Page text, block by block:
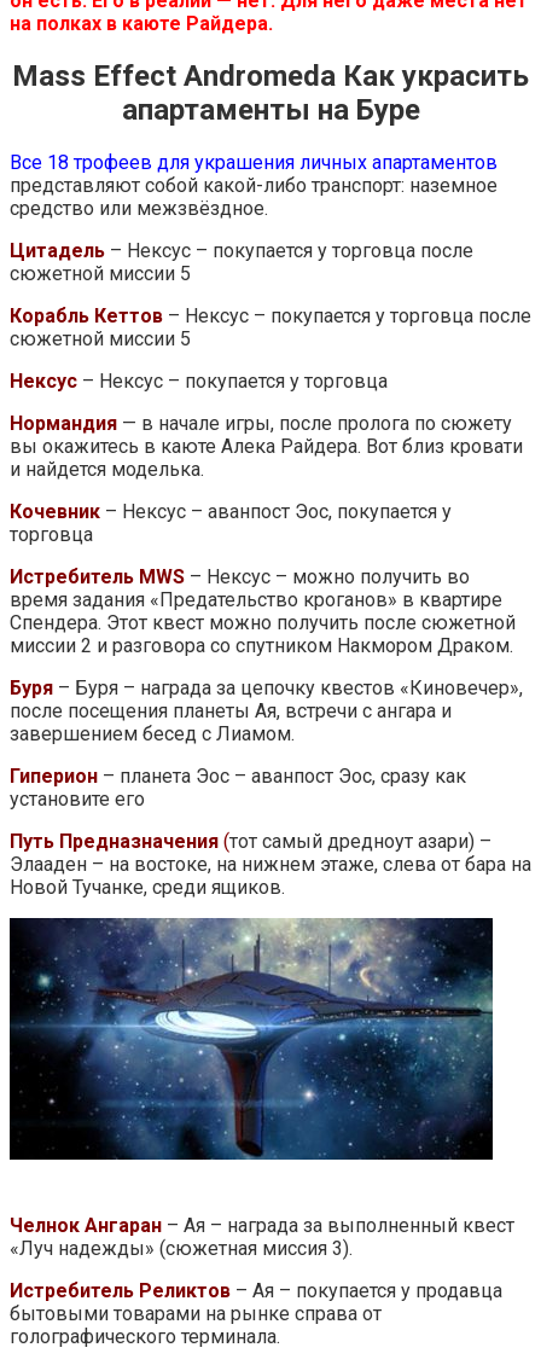
на полках в каюте Райдера.
Mass Effect Andromeda Как украсить
апартаменты на Буре
Все 18 трофеев для украшения личных апартаментов
представляют собой какой-либо транспорт: наземное
средство или межзвёздное.
Цитадель – Нексус – покупается у торговца после
сюжетной миссии 5
Корабль Кеттов – Нексус – покупается у торговца после
сюжетной миссии 5
Нексус – Нексус – покупается у торговца
Нормандия — в начале игры, после пролога по сюжету
вы окажитесь в каюте Алека Райдера. Вот близ кровати
и найдется моделька.
Кочевник – Нексус – аванпост Эос, покупается у
торговца
Истребитель MWS – Нексус – можно получить во
время задания «Предательство кроганов» в квартире
Спендера. Этот квест можно получить после сюжетной
миссии 2 и разговора со спутником Накмором Драком.
Буря – Буря – награда за цепочку квестов «Киновечер»,
после посещения планеты Ая, встречи с ангара и
завершением бесед с Лиамом.
Гиперион – планета Эос – аванпост Эос, сразу как
установите его
Путь Предназначения (тот самый дредноут азари) –
Элааден – на востоке, на нижнем этаже, слева от бара на
Новой Тучанке, среди ящиков.
Челнок Ангаран – Ая – награда за выполненный квест
«Луч надежды» (сюжетная миссия 3).
Истребитель Реликтов – Ая – покупается у продавца
бытовыми товарами на рынке справа от
голографического терминала.